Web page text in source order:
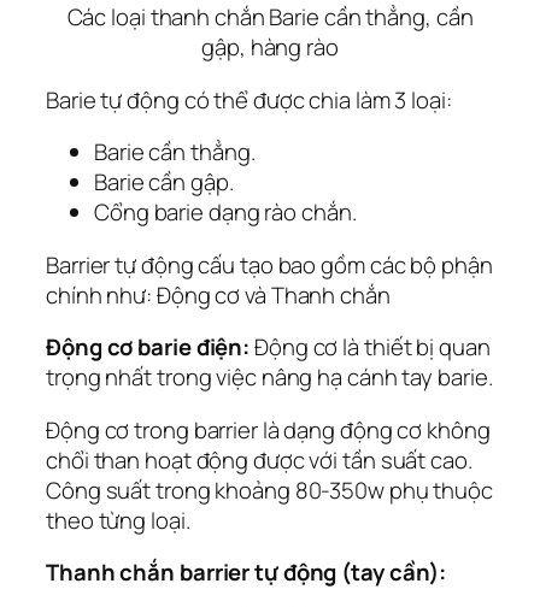
Các loại thanh chắn Barie cần thẳng, cần
gập, hàng rào
Barie tự động có thể được chia làm 3 loại:
Barie cần thẳng.
Barie cần gập.
Cổng barie dạng rào chắn.
Barrier tự động cấu tạo bao gồm các bộ phận
chính như: Động cơ và Thanh chắn
Động cơ barie điện:Động cơ là thiết bị quan
trọng nhất trong việc nâng hạ cánh tay barie.
Động cơ trong barrier là dạng động cơ không
chổi than hoạt động được với tần suất cao.
Công suất trong khoảng 80-350w phụ thuộc
theo từng loại.
Thanh chắn barrier tự động (tay cần):